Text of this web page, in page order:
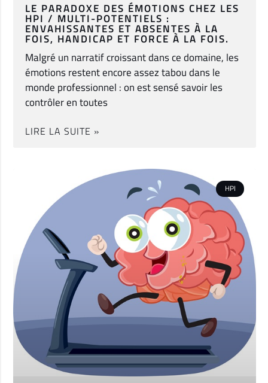
LE PARADOXE DES ÉMOTIONS CHEZ LES
HPI / MULTI-POTENTIELS :
ENVAHISSANTES ET ABSENTES À LA
FOIS, HANDICAP ET FORCE À LA FOIS.
Malgré un narratif croissant dans ce domaine, les
émotions restent encore assez tabou dans le
monde professionnel : on est sensé savoir les
contrôler en toutes
LIRE LA SUITE »
HPI